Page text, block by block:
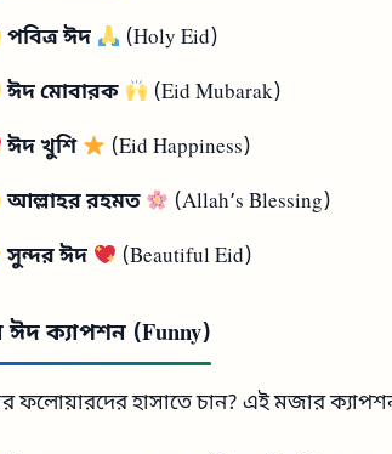
পবিত্র ঈদ
(Holy Eid)
ঈদ মোবারক
(Eid Mubarak)
ঈদ খুশি
(Eid Happiness)
আল্লাহর রহমত
(Allah’s Blessing)
সুন্দর ঈদ
(Beautiful Eid)
ক্যাপশন (Funny)
ফলোয়ারদের হাসাতে চান? এই মজার